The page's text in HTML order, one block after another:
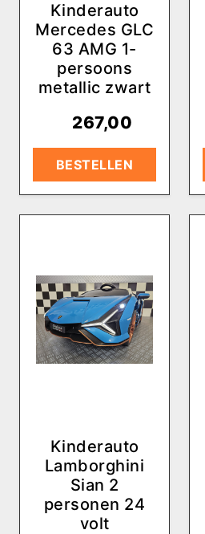
Kinderauto
Mercedes GLC
63 AMG 1-
persoons
metallic zwart
267,00
BESTELLEN
Kinderauto
Lamborghini
Sian 2
personen 24
volt